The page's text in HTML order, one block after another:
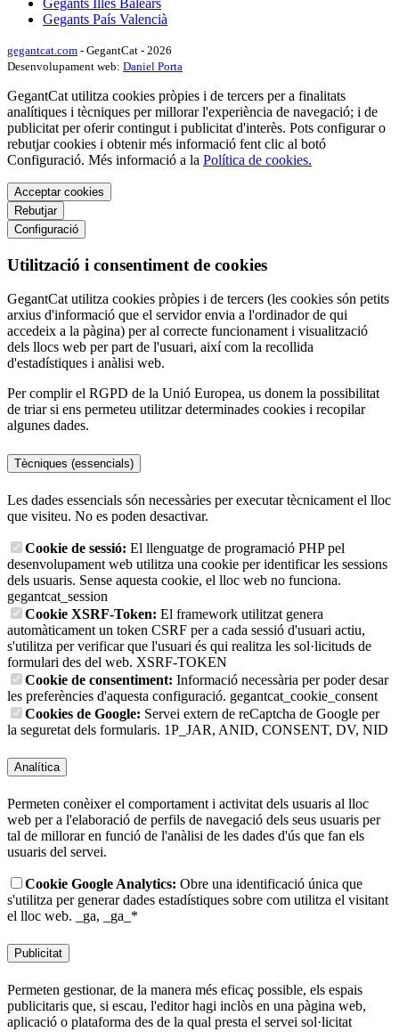
Gegants Illes Balears
Gegants País Valencià
gegantcat.com - GegantCat - 2026
Desenvolupament web: Daniel Porta
GegantCat utilitza cookies pròpies i de tercers per a finalitats
analítiques i tècniques per millorar l'experiència de navegació; i de
publicitat per oferir contingut i publicitat d'interès. Pots configurar o
rebutjar cookies i obtenir més informació fent clic al botó
Configuració. Més informació a la Política de cookies.
Acceptar cookies
Rebutjar
Configuració
Utilització i consentiment de cookies
GegantCat utilitza cookies pròpies i de tercers (les cookies són petits
arxius d'informació que el servidor envia a l'ordinador de qui
accedeix a la pàgina) per al correcte funcionament i visualització
dels llocs web per part de l'usuari, així com la recollida
d'estadístiques i anàlisi web.
Per complir el RGPD de la Unió Europea, us donem la possibilitat
de triar si ens permeteu utilitzar determinades cookies i recopilar
algunes dades.
Tècniques (essencials)
Les dades essencials són necessàries per executar tècnicament el lloc
que visiteu. No es poden desactivar.
Cookie de sessió: El llenguatge de programació PHP pel
desenvolupament web utilitza una cookie per identificar les sessions
dels usuaris. Sense aquesta cookie, el lloc web no funciona.
gegantcat_session
Cookie XSRF-Token: El framework utilitzat genera
automàticament un token CSRF per a cada sessió d'usuari actiu,
s'utilitza per verificar que l'usuari és qui realitza les sol·licituds de
formulari des del web. XSRF-TOKEN
Cookie de consentiment: Informació necessària per poder desar
les preferències d'aquesta configuració. gegantcat_cookie_consent
Cookies de Google: Servei extern de reCaptcha de Google per
la seguretat dels formularis. 1P_JAR, ANID, CONSENT, DV, NID
Analítica
Permeten conèixer el comportament i activitat dels usuaris al lloc
web per a l'elaboració de perfils de navegació dels seus usuaris per
tal de millorar en funció de l'anàlisi de les dades d'ús que fan els
usuaris del servei.
Cookie Google Analytics: Obre una identificació única que
s'utilitza per generar dades estadístiques sobre com utilitza el visitant
el lloc web.
_ga, _ga_*
Publicitat
Permeten gestionar, de la manera més eficaç possible, els espais
publicitaris que, si escau, l'editor hagi inclòs en una pàgina web,
aplicació o plataforma des de la qual presta el servei sol·licitat